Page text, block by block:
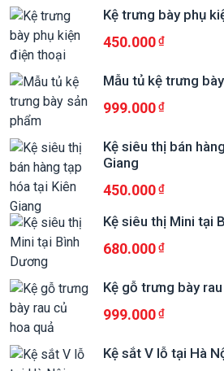
Kệ trưng bày phụ
450.000
Mẫu tủ kệ trưng
999.000
Kệ siêu thị bán
Giang
450.000
Kệ siêu thị Mini tại
680.000
Kệ gỗ trưng bày
999.000
Kệ sắt V lỗ tại Hà